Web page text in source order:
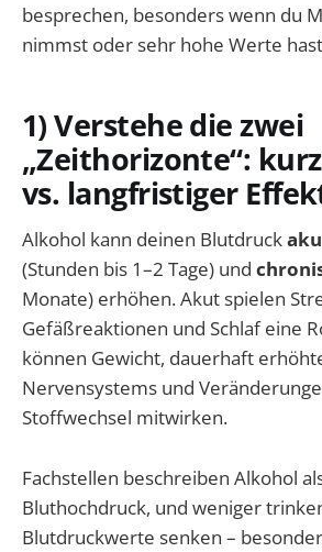
besprechen, besonders wenn du
nimmst oder sehr hohe Werte
1) Verstehe die zwei
„Zeithorizonte“:
vs. langfristiger
Alkohol kann deinen Blutdruck
(Stunden bis 1–2 Tage) und
Monate) erhöhen. Akut spielen
Gefäßreaktionen und Schlaf eine
können Gewicht, dauerhaft
Nervensystems und
Stoffwechsel mitwirken.
Fachstellen beschreiben Alkohol
Bluthochdruck, und weniger
Blutdruckwerte senken –